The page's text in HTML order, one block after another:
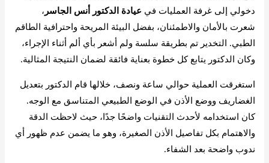
دخولي إلى غرفة العمليات في عيادة الدكتور أنس الجاسر ،
شعرت بالأمان والاطمئنان، بفضل البيئة المريحة واحترافية الطاقم
الطبي. التخدير تم بطريقة سلسة ولم أشعر بأي ألم أثناء الإجراء،
وكان الدكتور يتابع كل خطوة بعناية فائقة لضمان النتيجة المثالية.
استغرقت العملية حوالي ساعة ونصف، خلالها قام الدكتور بتعديل
الغضاريف ووضع الأذن في الوضع الطبيعي المتناسق مع الوجه.
كان استخدامه لأحدث التقنيات واضحًا جدًا، حيث لاحظت الدقة
والاهتمام بكل تفاصيل الأذن الصغيرة، وهو ما يضمن عدم ظهور أي
ندوب واضحة بعد الشفاء.